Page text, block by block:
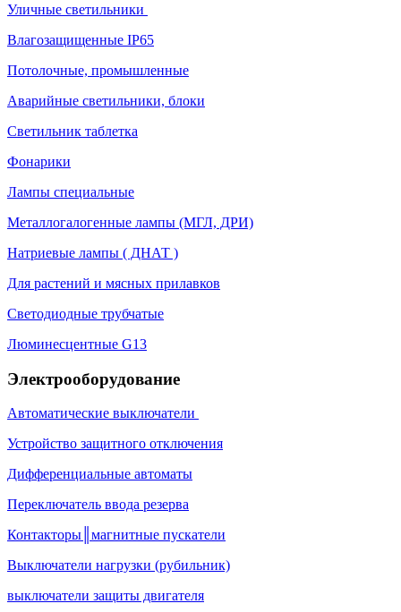
Уличные светильники
Влагозащищенные IP65
Потолочные, промышленные
Аварийные светильники, блоки
Светильник таблетка
Фонарики
Лампы специальные
Металлогалогенные лампы (МГЛ, ДРИ)
Натриевые лампы ( ДНАТ )
Для растений и мясных прилавков
Светодиодные трубчатые
Люминесцентные G13
Электрооборудование
Автоматические выключатели
Устройство защитного отключения
Дифференциальные автоматы
Переключатель ввода резерва
Контакторы║магнитные пускатели
Выключатели нагрузки (рубильник)
выключатели защиты двигателя